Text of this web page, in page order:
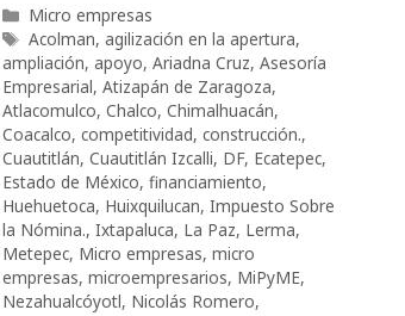
Categorías
Micro empresas
Etiquetas
Acolman, agilización en la apertura,
ampliación, apoyo, Ariadna Cruz, Asesoría
Empresarial, Atizapán de Zaragoza,
Atlacomulco, Chalco, Chimalhuacán,
Coacalco, competitividad, construcción.,
Cuautitlán, Cuautitlán Izcalli, DF, Ecatepec,
Estado de México, financiamiento,
Huehuetoca, Huixquilucan, Impuesto Sobre
la Nómina., Ixtapaluca, La Paz, Lerma,
Metepec, Micro empresas, micro
empresas, microempresarios, MiPyME,
Nezahualcóyotl, Nicolás Romero,